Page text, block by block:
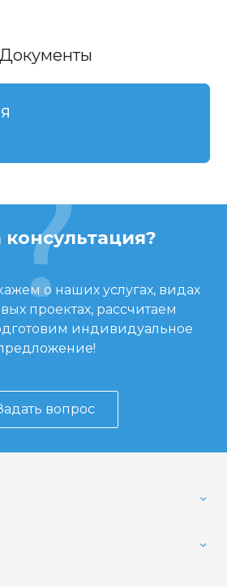
Документы
о наших услугах, видах
проектах, рассчитаем
индивидуальное
вопрос